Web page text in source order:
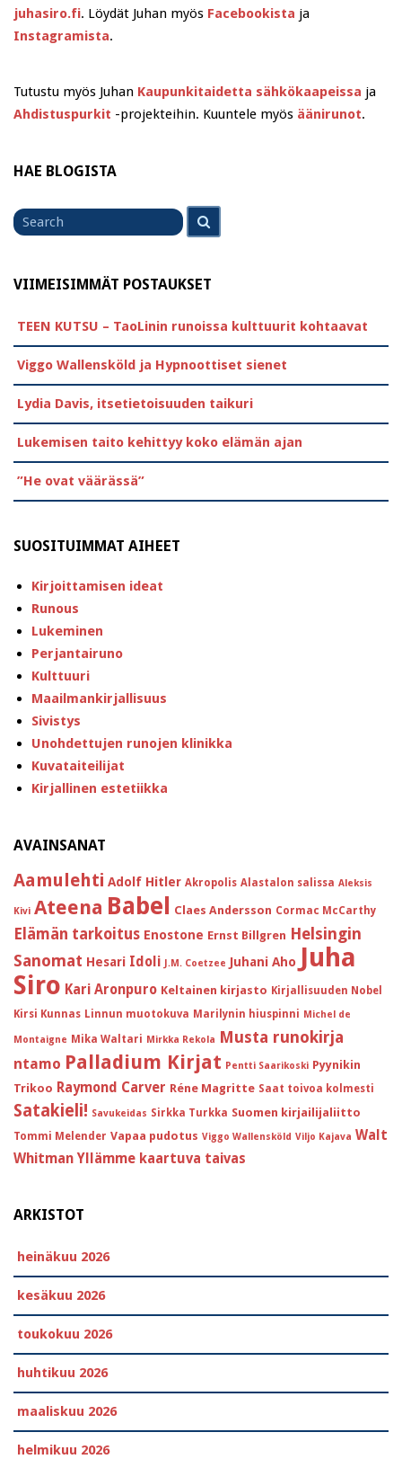
juhasiro.fi. Löydät Juhan myös Facebookista ja
Instagramista.
Tutustu myös Juhan Kaupunkitaidetta sähkökaapeissa ja
Ahdistuspurkit -projekteihin. Kuuntele myös äänirunot.
HAE BLOGISTA
Search
for
VIIMEISIMMÄT POSTAUKSET
TEEN KUTSU – TaoLinin runoissa kulttuurit kohtaavat
Viggo Wallensköld ja Hypnoottiset sienet
Lydia Davis, itsetietoisuuden taikuri
Lukemisen taito kehittyy koko elämän ajan
”He ovat väärässä”
SUOSITUIMMAT AIHEET
Kirjoittamisen ideat
Runous
Lukeminen
Perjantairuno
Kulttuuri
Maailmankirjallisuus
Sivistys
Unohdettujen runojen klinikka
Kuvataiteilijat
Kirjallinen estetiikka
AVAINSANAT
Aamulehti Adolf Hitler Akropolis Alastalon salissa Aleksis
Kivi Ateena Babel Claes Andersson Cormac McCarthy
Elämän tarkoitus Enostone Ernst Billgren Helsingin
Sanomat Hesari Idoli J.M. Coetzee Juhani Aho Juha
Siro Kari Aronpuro Keltainen kirjasto Kirjallisuuden Nobel
Kirsi Kunnas Linnun muotokuva Marilynin hiuspinni Michel de
Montaigne Mika Waltari Mirkka Rekola Musta runokirja
ntamo Palladium Kirjat Pentti Saarikoski Pyynikin
Trikoo Raymond Carver Réne Magritte Saat toivoa kolmesti
Satakieli! Savukeidas Sirkka Turkka Suomen kirjailijaliitto
Tommi Melender Vapaa pudotus Viggo Wallensköld Viljo Kajava Walt
Whitman Yllämme kaartuva taivas
ARKISTOT
heinäkuu 2026
kesäkuu 2026
toukokuu 2026
huhtikuu 2026
maaliskuu 2026
helmikuu 2026